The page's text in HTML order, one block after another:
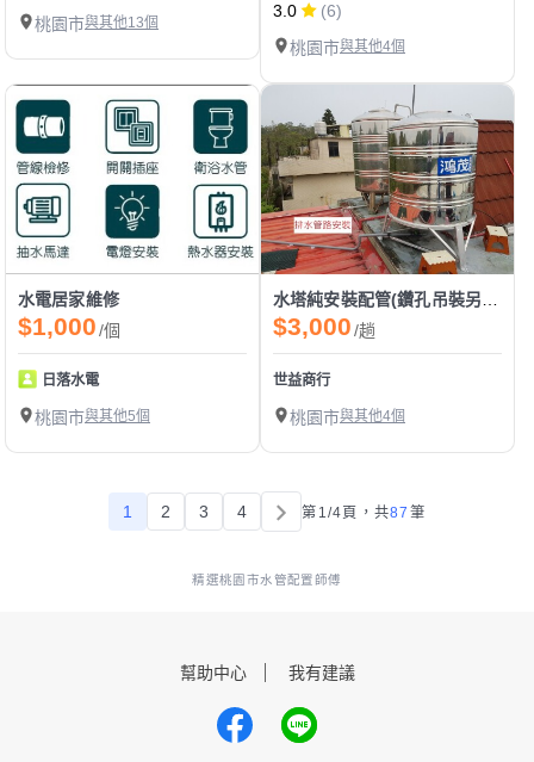
桃園市與其他13個
3.0
(6)
桃園市與其他4個
水電居家維修
$1,000/個
日落水電
桃園市與其他5個
$3,000/趟
世益商行
桃園市與其他4個
1 2 3 4 第1/4頁， 共87 筆
精選桃園市水管配置師傅
幫助中心 我有建議